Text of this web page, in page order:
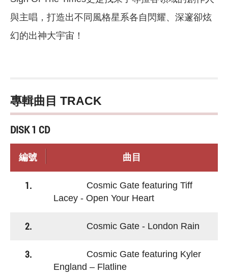
與主唱，打造出不同風格星系各自閃耀、深邃卻炫
幻的出神大宇宙！
專輯曲目 TRACK
DISK 1 CD
編號 曲目
1.
Cosmic Gate featuring Tiff
Lacey - Open Your Heart
2. Cosmic Gate - London Rain
3.
Cosmic Gate featuring Kyler
England – Flatline